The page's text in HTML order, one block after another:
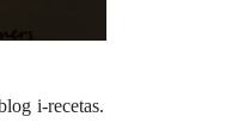
i-recetas.